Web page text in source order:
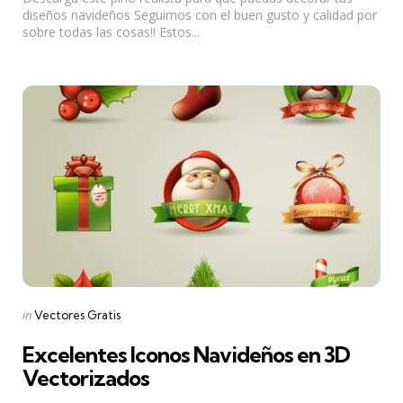
diseños navideños Seguimos con el buen gusto y calidad por
sobre todas las cosas!! Estos...
Categories
Posted
inVectores Gratis
Excelentes Iconos Navideños en 3D
Vectorizados